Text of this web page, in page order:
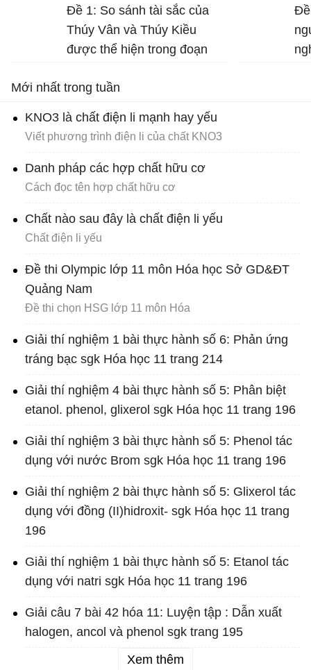
Đề 1: So sánh tài sắc của
Thúy Vân và Thúy Kiều
được thể hiện trong đoạn
nga… đi về mặc ai”.
Đề
Mới nhất trong tuần
KNO3 là chất điện li mạnh hay yếu
Viết phương trình điện li của chất KNO3
Danh pháp các hợp chất hữu cơ
Cách đọc tên hợp chất hữu cơ
Chất nào sau đây là chất điện li yếu
Chất điện li yếu
Đề thi Olympic lớp 11 môn Hóa học Sở GD&ĐT
Quảng Nam
Đề thi chọn HSG lớp 11 môn Hóa
Giải thí nghiệm 1 bài thực hành số 6: Phản ứng
tráng bạc sgk Hóa học 11 trang 214
Giải thí nghiệm 4 bài thực hành số 5: Phân biệt
etanol. phenol, glixerol sgk Hóa học 11 trang 196
Giải thí nghiệm 3 bài thực hành số 5: Phenol tác
dụng với nước Brom sgk Hóa học 11 trang 196
Giải thí nghiệm 2 bài thực hành số 5: Glixerol tác
dụng với đồng (II)hidroxit- sgk Hóa học 11 trang
196
Giải thí nghiệm 1 bài thực hành số 5: Etanol tác
dụng với natri sgk Hóa học 11 trang 196
Giải câu 7 bài 42 hóa 11: Luyện tập : Dẫn xuất
halogen, ancol và phenol sgk trang 195
Xem thêm